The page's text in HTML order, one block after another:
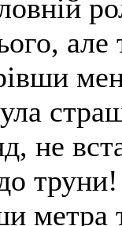
не
метра